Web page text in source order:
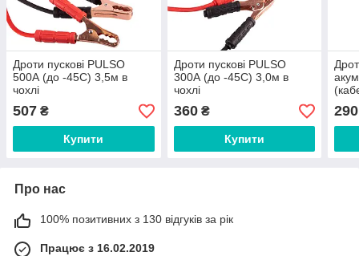
Дроти пускові PULSO
500А (до -45С) 3,5м в
чохлі
507 ₴
Купити
Дроти пускові PULSO
300А (до -45С) 3,0м в
чохлі
360₴
Купити
290
Про нас
100% позитивних з 130 відгуків за рік
Працює з 16.02.2019